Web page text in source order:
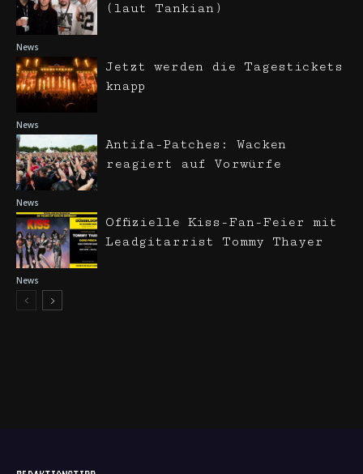
News
(laut Tankian)
News
Jetzt werden die Tagestickets
knapp
News
Antifa-Patches: Wacken
reagiert auf Vorwürfe
News
Offizielle Kiss-Fan-Feier mit
Leadgitarrist Tommy Thayer